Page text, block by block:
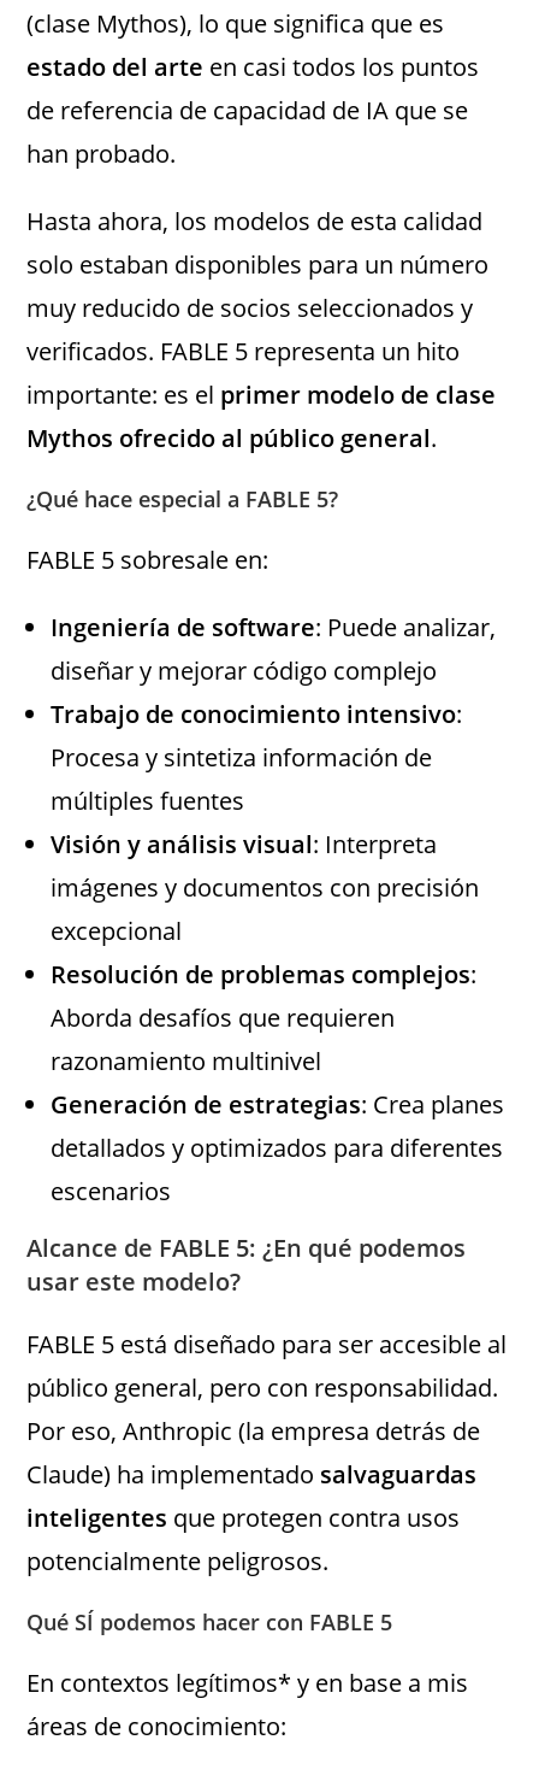
(clase Mythos), lo que significa que es
estado del arte en casi todos los puntos
de referencia de capacidad de IA que se
han probado.
Hasta ahora, los modelos de esta calidad
solo estaban disponibles para un número
muy reducido de socios seleccionados y
verificados. FABLE 5 representa un hito
importante: es el primer modelo de clase
Mythos ofrecido al público general.
¿Qué hace especial a FABLE 5?
FABLE 5 sobresale en:
Ingeniería de software: Puede analizar,
diseñar y mejorar código complejo
Trabajo de conocimiento intensivo:
Procesa y sintetiza información de
múltiples fuentes
Visión y análisis visual: Interpreta
imágenes y documentos con precisión
excepcional
Resolución de problemas complejos:
Aborda desafíos que requieren
razonamiento multinivel
Generación de estrategias: Crea planes
detallados y optimizados para diferentes
escenarios
Alcance de FABLE 5: ¿En qué podemos
usar este modelo?
FABLE 5 está diseñado para ser accesible al
público general, pero con responsabilidad.
Por eso, Anthropic (la empresa detrás de
Claude) ha implementado salvaguardas
inteligentes que protegen contra usos
potencialmente peligrosos.
Qué SÍ podemos hacer con FABLE 5
En contextos legítimos* y en base a mis
áreas de conocimiento: